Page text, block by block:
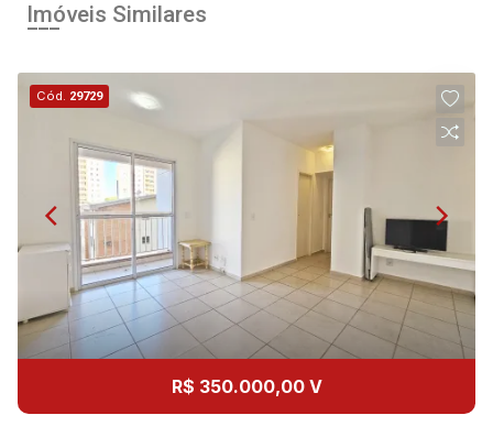
15
17
Aug/Mon
18
Aug/Tue
19
Aug/Wed
14:00
15:00
16:00
17:00
Imóveis Similares
Cód. 29729
R$ 350.000,00 V